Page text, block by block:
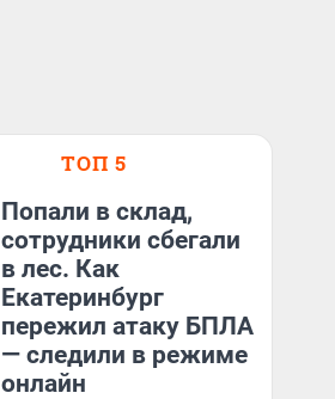
ТОП 5
Попали в склад,
сотрудники сбегали
в лес. Как
Екатеринбург
пережил атаку БПЛА
— следили в режиме
онлайн